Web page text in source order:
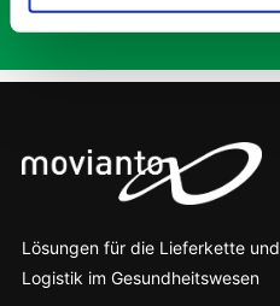
Lösungen für die Lieferkette und
Logistik im Gesundheitswesen